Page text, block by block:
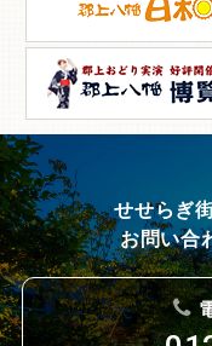
せせらぎ
お問い合